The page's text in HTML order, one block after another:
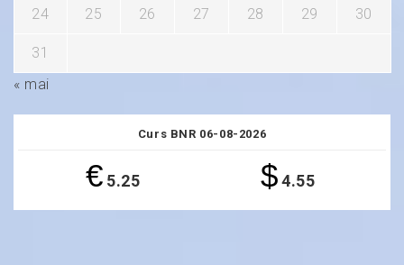
24 25 26 27 28 29 30
31
« mai
Curs BNR 06-08-2026
€ 5.25 $4.55